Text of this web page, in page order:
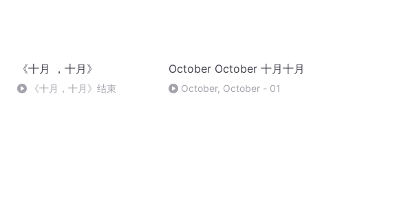
《十月 ，十月》
《十月，十月》结束
October October 十月十月
October, October - 01